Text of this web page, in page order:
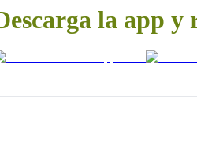
la app